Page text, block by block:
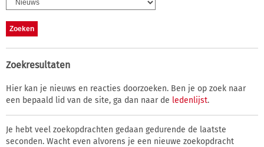
Zoekresultaten
Hier kan je nieuws en reacties doorzoeken. Ben je op zoek naar
een bepaald lid van de site, ga dan naar de ledenlijst.
Je hebt veel zoekopdrachten gedaan gedurende de laatste
seconden. Wacht even alvorens je een nieuwe zoekopdracht